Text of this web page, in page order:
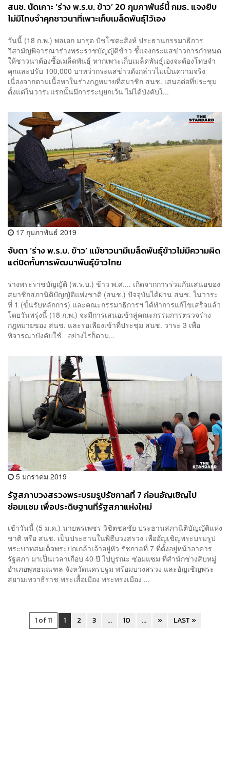
สนช. นัดเคาะ ‘ร่าง พ.ร.บ. ข้าว’ 20 กุมภาพันธ์นี้ กมธ. แจงยิบ
ไม่มีโทษจำคุกชาวนาที่เพาะเก็บเมล็ดพันธุ์ไว้เอง
วันนี้ (18 ก.พ.) พลเอก มารุต ปัชโชตะสิงห์ ประธานกรรมาธิการ
วิสามัญพิจารณาร่างพระราชบัญญัติข้าว ชี้แจงกระแสข่าวการกำหนด
ให้ชาวนาต้องซื้อเมล็ดพันธุ์ หากเพาะเก็บเมล็ดพันธุ์เองจะต้องโทษจำ
คุกและปรับ 100,000 บาทว่ากระแสข่าวดังกล่าวไม่เป็นความจริง
เนื่องจากตามเนื้อหาในร่างกฎหมายที่สมาชิก สนช. เสนอต่อที่ประชุม
ตั้งแต่ในวาระแรกนั้นมีการระบุยกเว้น ไม่ได้บังคับใ...
17 กุมภาพันธ์ 2019
จับตา ‘ร่าง พ.ร.บ. ข้าว’ แม้ชาวนามีเมล็ดพันธุ์ข้าวไม่มีความผิด
แต่ปิดกั้นการพัฒนาพันธุ์ข้าวไทย
ร่างพระราชบัญญัติ (พ.ร.บ.) ข้าว พ.ศ.... เกิดจากการร่วมกันเสนอของ
สมาชิกสภานิติบัญญัติแห่งชาติ (สนช.) ปัจจุบันได้ผ่าน สนช. ในวาระ
ที่ 1 (ขั้นรับหลักการ) และคณะกรรมาธิการฯ ได้ทำการแก้ไขเสร็จแล้ว
โดยวันพรุ่งนี้ (18 ก.พ.) จะมีการเสนอเข้าสู่คณะกรรมการตรวจร่าง
กฎหมายของ สนช. และรอเพียงเข้าที่ประชุม สนช. วาระ 3 เพื่อ
พิจารณาบังคับใช้ อย่างไรก็ตาม...
5 มกราคม 2019
รัฐสภาบวงสรวงพระบรมรูปรัชกาลที่ 7 ก่อนอัญเชิญไป
ซ่อมแซม เพื่อประดิษฐานที่รัฐสภาแห่งใหม่
เช้าวันนี้ (5 ม.ค.) นายพรเพชร วิชิตชลชัย ประธานสภานิติบัญญัติแห่ง
ชาติ หรือ สนช. เป็นประธานในพิธีบวงสรวง เพื่ออัญเชิญพระบรมรูป
พระบาทสมเด็จพระปกเกล้าเจ้าอยู่หัว รัชกาลที่ 7 ที่ตั้งอยู่หน้าอาคาร
รัฐสภา มาเป็นเวลาเกือบ 40 ปี ไปบูรณะ ซ่อมแซม ที่สำนักช่างสิบหมู่
อำเภอพุทธมณฑล จังหวัดนครปฐม พร้อมบวงสรวง และอัญเชิญพระ
สยามเทวาธิราช พระเสื้อเมือง พระทรงเมือง ...
1 of 11 1 2 3 ... 10 ... » LAST »